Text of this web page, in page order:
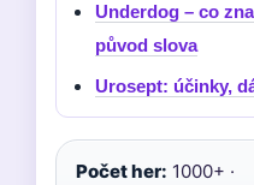
Underdog – co
původ slova
Urosept: účinky,
Počet her: 1000+ ·